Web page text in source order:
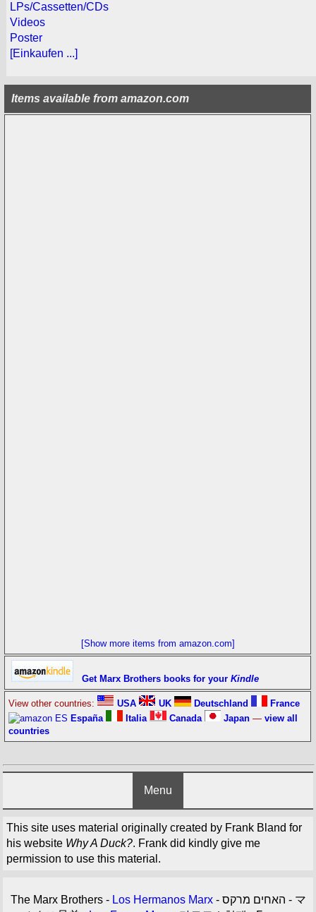
LPs/Cassetten/CDs
Videos
Poster
[Einkaufen ...]
Items available from amazon.com
[Show more items from amazon.com]
Get Marx Brothers books for yourKindle
View other countries: USA UK Deutschland
France
España
Italia Canada Japan —view all
countries
Menu
This site uses material originally created by Frank Bland for
his website Why A Duck?. Frank did kindly give me
permission to use this material.
The Marx Brothers - Los Hermanos Marx- האחים מרקס - マ